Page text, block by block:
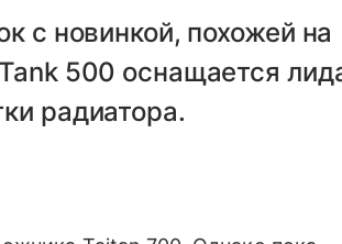
с новинкой, похожей на
500 оснащается
радиатора.